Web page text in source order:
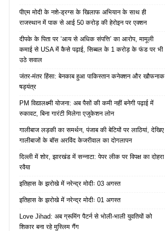
पीएम मोदी के नशे-ड्रग्स के खिलाफ अभियान के साथ ही
राजस्थान में पाक से आई 50 करोड़ की हेरोइन पर एक्शन
दीपके के पिता पर ‘आय से अधिक संपत्ति’ का आरोप, मामूली
कमाई से USA में कैसे पढ़ाई, सिब्बल के 1 करोड़ के फंड पर भी
उठे सवाल
जंतर-मंतर हिंसा: बेनकाब हुआ पाकिस्तान कनेक्शन और खौफनाक
षड्यंत्र
PM विद्यालक्ष्मी योजना: अब पैसों की कमी नहीं बनेगी पढ़ाई में
रुकावट, बिना गारंटी मिलेगा एजुकेशन लोन
गालीबाज लड़की का समर्थन, पंजाब की बेटियों पर लाठियां, देखिए
गालीबाजों के बॉस अरविंद केजरीवाल का दोगलापन
दिल्ली में शोर, झारखंड में सन्नाटा: पेपर लीक पर विपक्ष का दोहरा
रवैया
इतिहास के झरोखे में नरेन्द्र मोदीः 03 अगस्त
इतिहास के झरोखे में नरेन्द्र मोदीः 01 अगस्त
Love Jihad: अब ग्रूमिंग पैटर्न से भोली-भाली युवतियों को
शिकार बना रहे मुस्लिम गैंग